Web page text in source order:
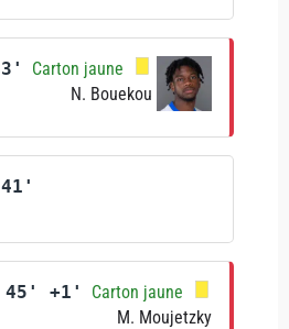
Carton jaune
N. Bouekou
41'
45' +1'
Carton jaune
M. Moujetzky